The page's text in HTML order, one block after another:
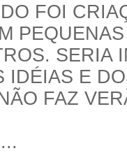
FOI
SERIA
IDÉIAS E
FAZ